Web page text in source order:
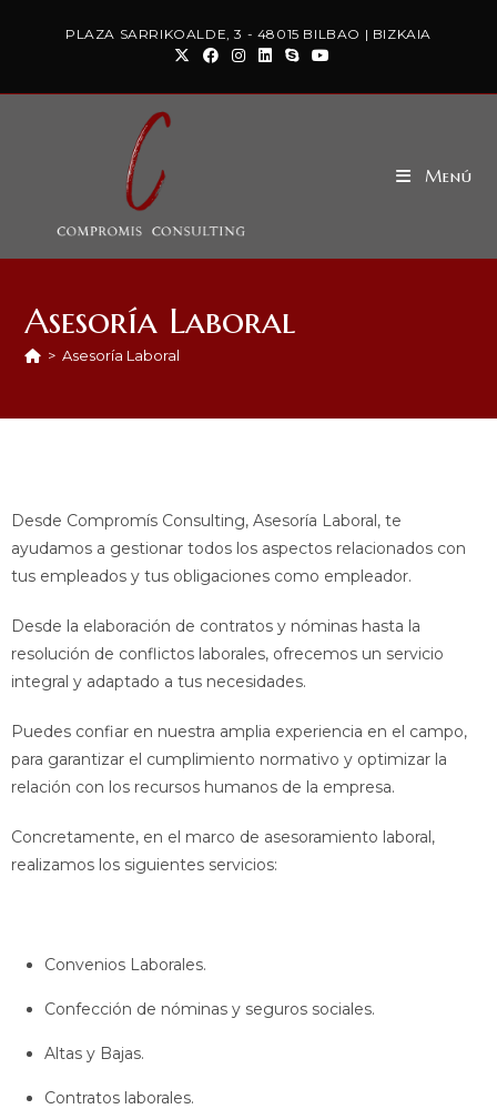
PLAZA SARRIKOALDE, 3 - 48015 BILBAO | BIZKAIA
Menú
Asesoría Laboral
> Asesoría Laboral
Desde Compromís Consulting, Asesoría Laboral, te
ayudamos a gestionar todos los aspectos relacionados con
tus empleados y tus obligaciones como empleador.
Desde la elaboración de contratos y nóminas hasta la
resolución de conflictos laborales, ofrecemos un servicio
integral y adaptado a tus necesidades.
Puedes confiar en nuestra amplia experiencia en el campo,
para garantizar el cumplimiento normativo y optimizar la
relación con los recursos humanos de la empresa.
Concretamente, en el marco de asesoramiento laboral,
realizamos los siguientes servicios:
Convenios Laborales.
Confección de nóminas y seguros sociales.
Altas y Bajas.
Contratos laborales.